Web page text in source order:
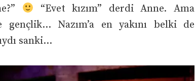
“Evet kızım” derdi Anne. Ama
Nazım’a en yakını belki de
sanki…